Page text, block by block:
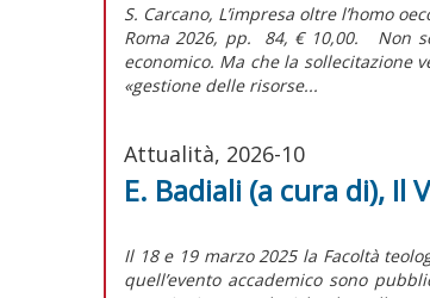
S. Carcano, L’impresa oltre l’homo
Roma 2026, pp. 84, € 10,00. Non
economico. Ma che la sollecitazione
«gestione delle risorse...
Attualità, 2026-10
E. Badiali (a cura di), Il
Il 18 e 19 marzo 2025 la Facoltà
quell’evento accademico sono